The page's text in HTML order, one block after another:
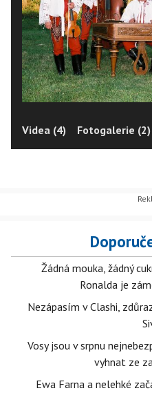
Videa (4) Fotogalerie (2)
Žádná mouka, žádný
Ronalda je
Nezápasím v Clashi,
Vosy jsou v srpnu
vyhnat ze
Ewa Farna a nelehké